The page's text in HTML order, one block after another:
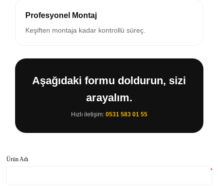
Profesyonel Montaj
Keşiften montaja kadar kontrollü süreç.
Aşağıdaki formu doldurun, sizi
arayalım.
Hızlı iletişim: 0531 583 01 55
Ürün Adı
*